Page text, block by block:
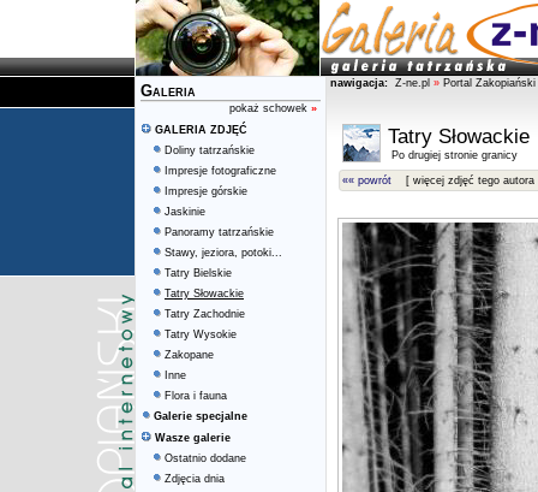
Galeria
pokaż schowek »
GALERIA ZDJĘĆ
Doliny tatrzańskie
Impresje fotograficzne
Impresje górskie
Jaskinie
Panoramy tatrzańskie
Stawy, jeziora, potoki...
Tatry Bielskie
Tatry Słowackie
Tatry Zachodnie
Tatry Wysokie
Zakopane
Inne
Flora i fauna
Galerie specjalne
Wasze galerie
Ostatnio dodane
Zdjęcia dnia
nawigacja: Z-ne.pl » Portal Zakopiański
Tatry Słowackie
Po drugiej stronie granicy
«« powrót [ więcej zdjęć tego autora